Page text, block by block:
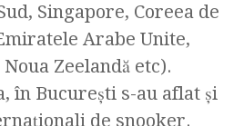
Singapore, Coreea de
Arabe Unite,
Zeelandă etc).
în Bucureşti s-au aflat şi
de snooker.